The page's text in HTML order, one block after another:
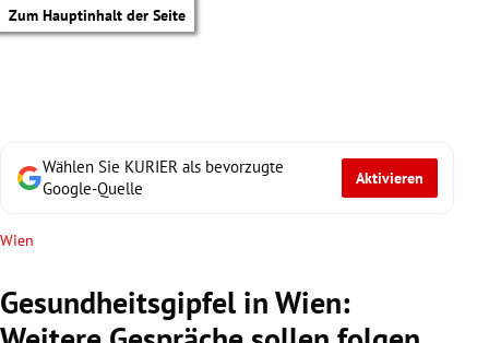
Zum Hauptinhalt der Seite
Wählen Sie KURIER als bevorzugte
Google-Quelle
Aktivieren
Wien
Gesundheitsgipfel in Wien: